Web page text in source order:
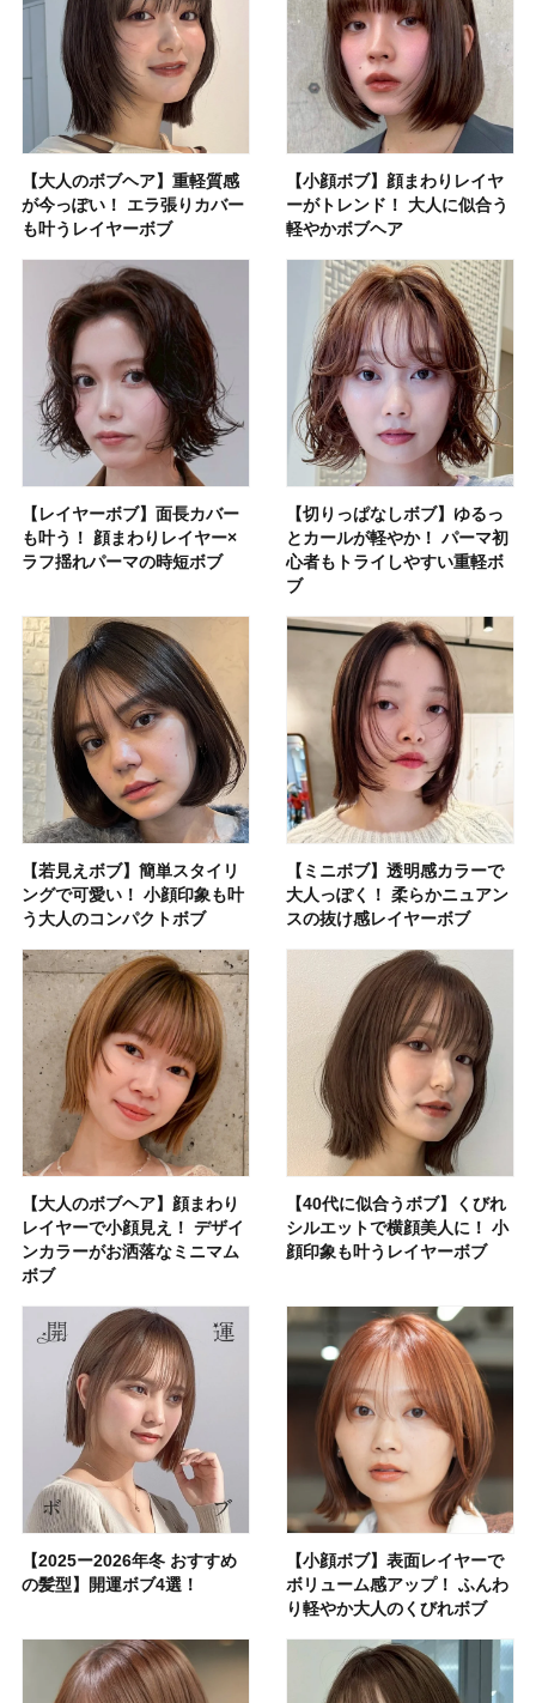
【大人のボブヘア】重軽質感
が今っぽい！ エラ張りカバー
も叶うレイヤーボブ
【小顔ボブ】顔まわりレイヤ
ーがトレンド！ 大人に似合う
軽やかボブヘア
【レイヤーボブ】面長カバー
も叶う！ 顔まわりレイヤー×
ラフ揺れパーマの時短ボブ
【切りっぱなしボブ】ゆるっ
とカールが軽やか！ パーマ初
心者もトライしやすい重軽ボ
ブ
【若見えボブ】簡単スタイリ
ングで可愛い！ 小顔印象も叶
う大人のコンパクトボブ
【ミニボブ】透明感カラーで
大人っぽく！ 柔らかニュアン
スの抜け感レイヤーボブ
【大人のボブヘア】顔まわり
レイヤーで小顔見え！ デザイ
ンカラーがお洒落なミニマム
ボブ
【40代に似合うボブ】くびれ
シルエットで横顔美人に！ 小
顔印象も叶うレイヤーボブ
【2025ー2026年冬 おすすめ
の髪型】開運ボブ4選！
【小顔ボブ】表面レイヤーで
ボリューム感アップ！ ふんわ
り軽やか大人のくびれボブ